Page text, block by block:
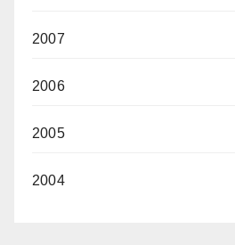
2007
2006
2005
2004